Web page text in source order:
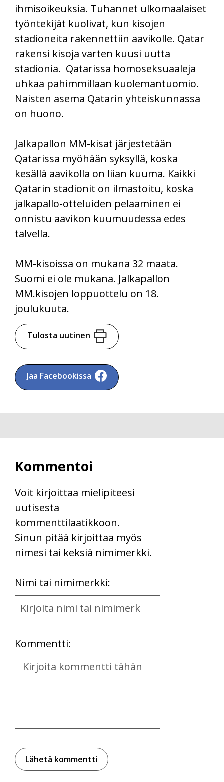
ihmisoikeuksia. Tuhannet ulkomaalaiset
työntekijät kuolivat, kun kisojen
stadioneita rakennettiin aavikolle. Qatar
rakensi kisoja varten kuusi uutta
stadionia. Qatarissa homoseksuaaleja
uhkaa pahimmillaan kuolemantuomio.
Naisten asema Qatarin yhteiskunnassa
on huono.
Jalkapallon MM-kisat järjestetään
Qatarissa myöhään syksyllä, koska
kesällä aavikolla on liian kuuma. Kaikki
Qatarin stadionit on ilmastoitu, koska
jalkapallo-otteluiden pelaaminen ei
onnistu aavikon kuumuudessa edes
talvella.
MM-kisoissa on mukana 32 maata.
Suomi ei ole mukana. Jalkapallon
MM.kisojen loppuottelu on 18.
joulukuuta.
Tulosta uutinen
Jaa Facebookissa
Kommentoi
Voit kirjoittaa mielipiteesi
uutisesta
kommenttilaatikkoon.
Sinun pitää kirjoittaa myös
nimesi tai keksiä nimimerkki.
Nimi tai nimimerkki:
Name
and
Kommentti:
Kommentti